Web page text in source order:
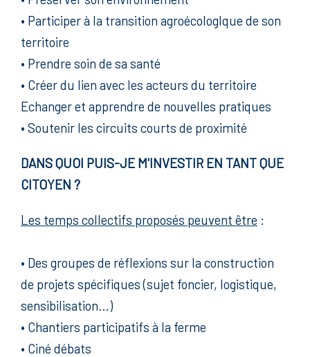
• Participer à la transition agroécologlque de son
territoire
• Prendre soin de sa santé
• Créer du lien avec les acteurs du territoire
Echanger et apprendre de nouvelles pratiques
• Soutenir les circuits courts de proximité
DANS QUOI PUIS-JE M'INVESTIR EN TANT QUE
CITOYEN ?
Les temps collectifs proposés peuvent être :
• Des groupes de réflexions sur la construction
de projets spécifiques (sujet foncier, logistique,
sensibilisation…)
• Chantiers participatifs à la ferme
• Ciné débats